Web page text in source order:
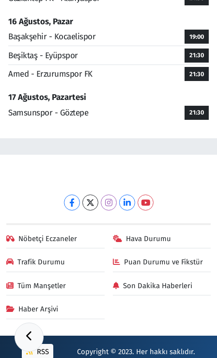
16 Ağustos, Pazar
Başakşehir - Kocaelispor
19:00
Beşiktaş - Eyüpspor 21:30
Amed - Erzurumspor FK 21:30
17 Ağustos, Pazartesi
Samsunspor - Göztepe
21:30
Nöbetçi Eczaneler Hava Durumu
Trafik Durumu Puan Durumu ve Fikstür
Tüm Manşetler Son Dakika Haberleri
Haber Arşivi
RSS Copyright © 2023. Her hakkı saklıdır.